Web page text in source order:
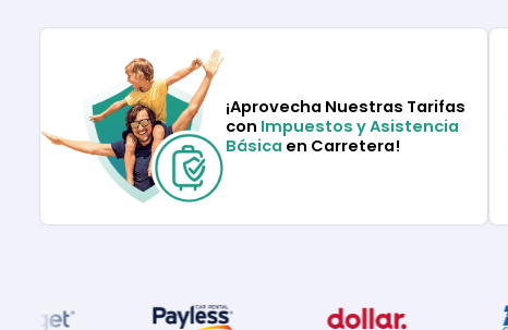
¡Aprovecha Nuestras Tarifas
con Impuestos y Asistencia
Básica en Carretera!